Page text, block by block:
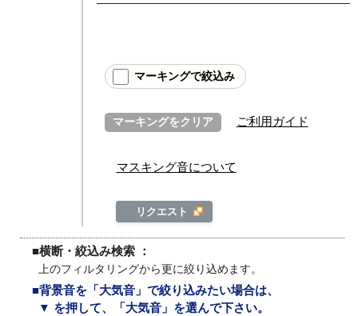
マーキングで絞込み
マーキングをクリア ご利用ガイド
マスキング音について
リクエスト
■横断・絞込み検索 ：
上のフィルタリングから更に絞り込めます。
■背景音を「大気音」で絞り込みたい場合は、
▼ を押して、「大気音」を選んで下さい。